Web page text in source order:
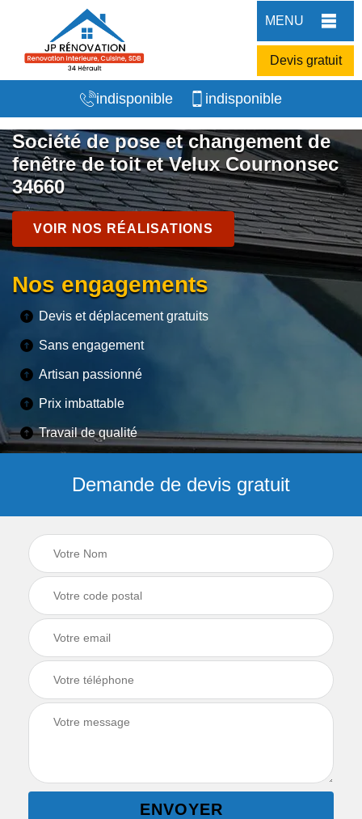
MENU
Devis gratuit
indisponible indisponible
Société de pose et changement de
fenêtre de toit et Velux Cournonsec
34660
VOIR NOS RÉALISATIONS
Nos engagements
Devis et déplacement gratuits
Sans engagement
Artisan passionné
Prix imbattable
Travail de qualité
Demande de devis gratuit